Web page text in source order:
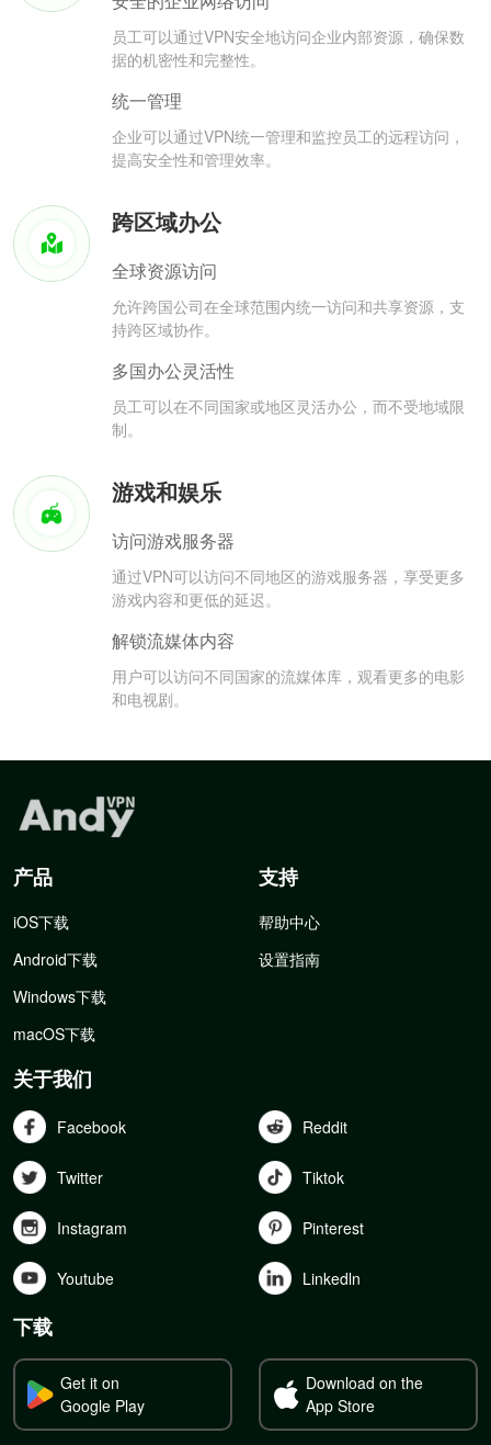
员工可以通过VPN安全地访问企业内部资源，确保数
据的机密性和完整性。
统一管理
企业可以通过VPN统一管理和监控员工的远程访问，
提高安全性和管理效率。
跨区域办公
全球资源访问
允许跨国公司在全球范围内统一访问和共享资源，支
持跨区域协作。
多国办公灵活性
员工可以在不同国家或地区灵活办公，而不受地域限
制。
游戏和娱乐
访问游戏服务器
通过VPN可以访问不同地区的游戏服务器，享受更多
游戏内容和更低的延迟。
解锁流媒体内容
用户可以访问不同国家的流媒体库，观看更多的电影
和电视剧。
产品
iOS下载
Android下载
Windows下载
macOS下载
支持
帮助中心
设置指南
关于我们
Facebook Reddit
Twitter Tiktok
Instagram Pinterest
Youtube Linkedln
下载
Get it on
Google Play
Download on the
App Store